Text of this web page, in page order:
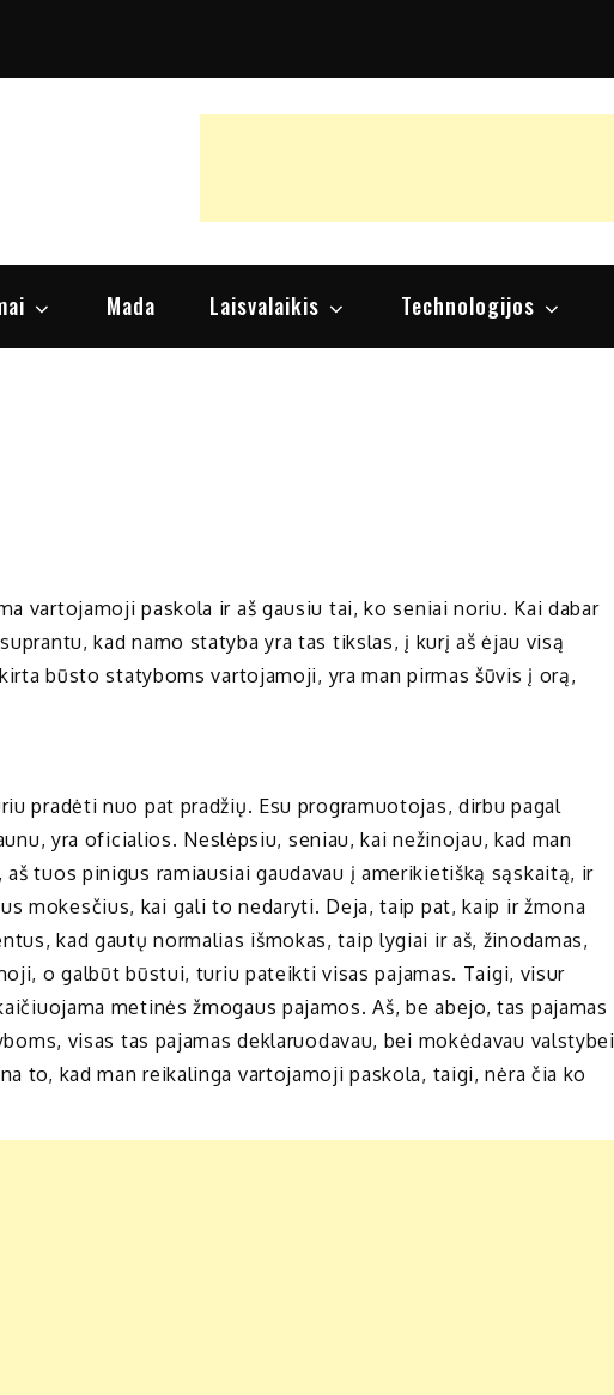
Mada Laisvalaikis Technologijos
vartojamoji paskola ir aš gausiu tai, ko seniai noriu. Kai dabar
kad namo statyba yra tas tikslas, į kurį aš ėjau visą
būsto statyboms vartojamoji, yra man pirmas šūvis į orą,
pradėti nuo pat pradžių. Esu programuotojas, dirbu pagal
yra oficialios. Neslėpsiu, seniau, kai nežinojau, kad man
, aš tuos pinigus ramiausiai gaudavau į amerikietišką sąskaitą, ir
mokesčius, kai gali to nedaryti. Deja, taip pat, kaip ir žmona
kad gautų normalias išmokas, taip lygiai ir aš, žinodamas,
o galbūt būstui, turiu pateikti visas pajamas. Taigi, visur
metinės žmogaus pajamos. Aš, be abejo, tas pajamas
visas tas pajamas deklaruodavau, bei mokėdavau valstybei
to, kad man reikalinga vartojamoji paskola, taigi, nėra čia ko